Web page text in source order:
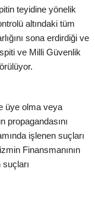
teyidine yönelik
altındaki tüm
sona erdirdiği ve
ve Milli Güvenlik
üye olma veya
propagandasını
işlenen suçları
Finansmanının